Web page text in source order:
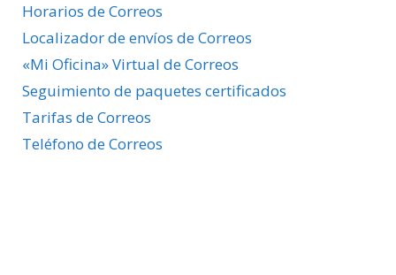
Horarios de Correos
Localizador de envíos de Correos
«Mi Oficina» Virtual de Correos
Seguimiento de paquetes certificados
Tarifas de Correos
Teléfono de Correos